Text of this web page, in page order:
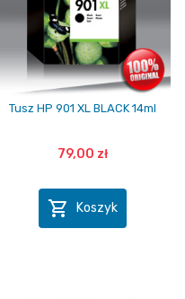
Tusz HP 901 XL BLACK 14ml
79,00 zł
 Koszyk